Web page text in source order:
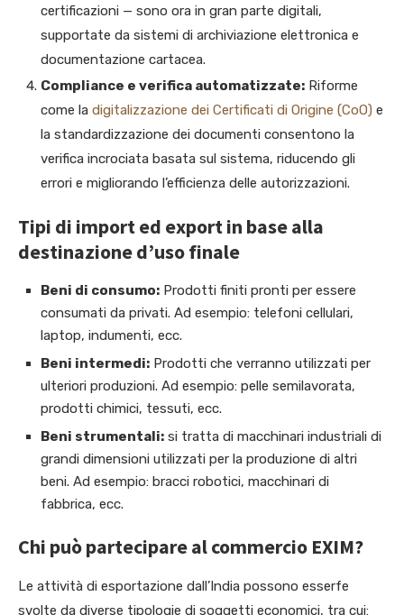
certificazioni — sono ora in gran parte digitali,
supportate da sistemi di archiviazione elettronica e
documentazione cartacea.
Compliance e verifica automatizzate: Riforme
come la digitalizzazione dei Certificati di Origine (CoO) e
la standardizzazione dei documenti consentono la
verifica incrociata basata sul sistema, riducendo gli
errori e migliorando l’efficienza delle autorizzazioni.
Tipi di import ed export in base alla
destinazione d’uso finale
Beni di consumo: Prodotti finiti pronti per essere
consumati da privati. Ad esempio: telefoni cellulari,
laptop, indumenti, ecc.
Beni intermedi: Prodotti che verranno utilizzati per
ulteriori produzioni. Ad esempio: pelle semilavorata,
prodotti chimici, tessuti, ecc.
Beni strumentali: si tratta di macchinari industriali di
grandi dimensioni utilizzati per la produzione di altri
beni. Ad esempio: bracci robotici, macchinari di
fabbrica, ecc.
Chi può partecipare al commercio EXIM?
Le attività di esportazione dall’India possono esserfe
svolte da diverse tipologie di soggetti economici, tra cui: